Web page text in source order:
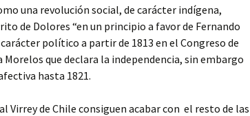
una revolución social, de carácter indígena,
de Dolores “en un principio a favor de Fernando
político a partir de 1813 en el Congreso de
Morelos que declara la independencia, sin embargo
hasta 1821.
de Chile consiguen acabar con el resto de las